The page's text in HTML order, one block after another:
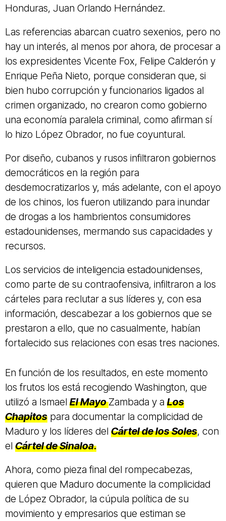
Honduras, Juan Orlando Hernández.
Las referencias abarcan cuatro sexenios, pero no
hay un interés, al menos por ahora, de procesar a
los expresidentes Vicente Fox, Felipe Calderón y
Enrique Peña Nieto, porque consideran que, si
bien hubo corrupción y funcionarios ligados al
crimen organizado, no crearon como gobierno
una economía paralela criminal, como afirman sí
lo hizo López Obrador, no fue coyuntural.
Por diseño, cubanos y rusos infiltraron gobiernos
democráticos en la región para
desdemocratizarlos y, más adelante, con el apoyo
de los chinos, los fueron utilizando para inundar
de drogas a los hambrientos consumidores
estadounidenses, mermando sus capacidades y
recursos.
Los servicios de inteligencia estadounidenses,
como parte de su contraofensiva, infiltraron a los
cárteles para reclutar a sus líderes y, con esa
información, descabezar a los gobiernos que se
prestaron a ello, que no casualmente, habían
fortalecido sus relaciones con esas tres naciones.
En función de los resultados, en este momento
los frutos los está recogiendo Washington, que
utilizó a Ismael El MayoZambada y a Los
Chapitos para documentar la complicidad de
Maduro y los líderes del Cártel de los Soles, con
el Cártel de Sinaloa.
Ahora, como pieza final del rompecabezas,
quieren que Maduro documente la complicidad
de López Obrador, la cúpula política de su
movimiento y empresarios que estiman se